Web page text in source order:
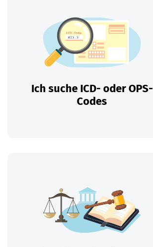
Ich suche ICD- oder OPS-
Codes